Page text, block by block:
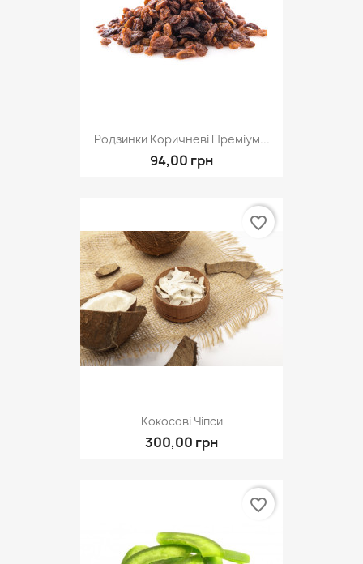
Родзинки Коричневі Преміум...
94,00 грн
Кокосові Чіпси
300,00 грн
favorite_border
favorite_border